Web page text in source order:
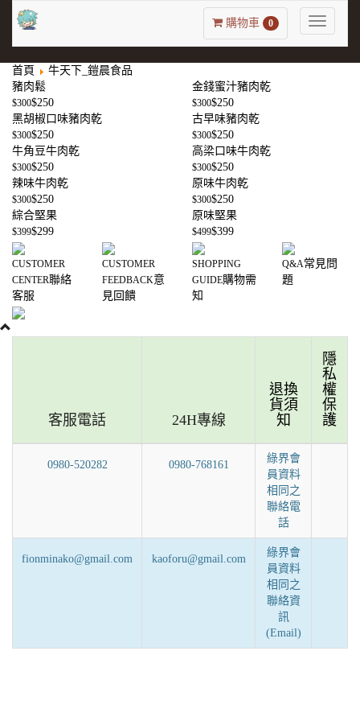
Toggle
購物車 0
首頁
牛天下_鎧晨食品
豬肉鬆
$300$250
金錢蜜汁豬肉乾
$300$250
黑胡椒口味豬肉乾
$300$250
古早味豬肉乾
$300$250
牛角豆牛肉乾
$300$250
高梁口味牛肉乾
$300$250
辣味牛肉乾
$300$250
原味牛肉乾
$300$250
綜合堅果
$399$299
原味堅果
$499$399
CUSTOMER
CENTER聯絡
客服
CUSTOMER
FEEDBACK意
見回饋
SHOPPING
GUIDE購物需
知
Q&A常見問
題
客服電話 24H專線
退換
貨須
知
隱
私
權
保
護
0980-520282 0980-768161
綠界會
員資料
相同之
聯絡電
話
fionminako@gmail.com kaoforu@gmail.com
綠界會
員資料
相同之
聯絡資
訊
(Email)